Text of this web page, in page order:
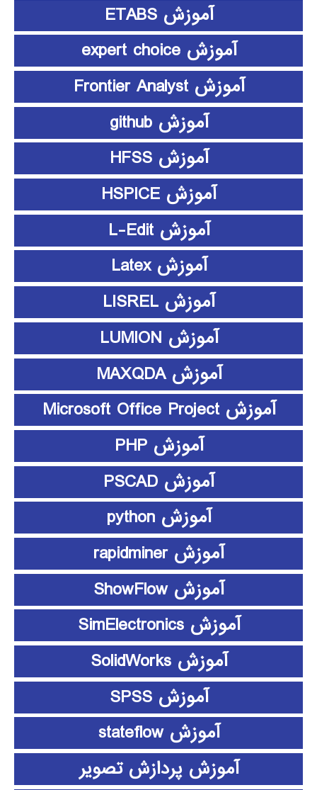
آموزش ETABS
آموزش expert choice
آموزش Frontier Analyst
آموزش github
آموزش HFSS
آموزش HSPICE
آموزش L-Edit
آموزش Latex
آموزش LISREL
آموزش LUMION
آموزش MAXQDA
آموزش Microsoft Office Project
آموزش PHP
آموزش PSCAD
آموزش python
آموزش rapidminer
آموزش ShowFlow
آموزش SimElectronics
آموزش SolidWorks
آموزش SPSS
آموزش stateflow
آموزش پردازش تصویر